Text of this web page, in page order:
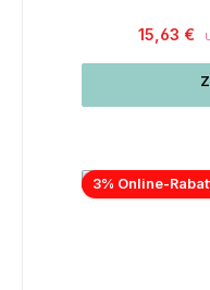
15,63 €
3% Online-